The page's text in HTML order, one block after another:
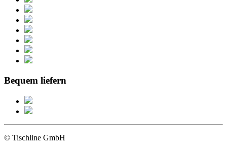
Bequem liefern
© Tischline GmbH